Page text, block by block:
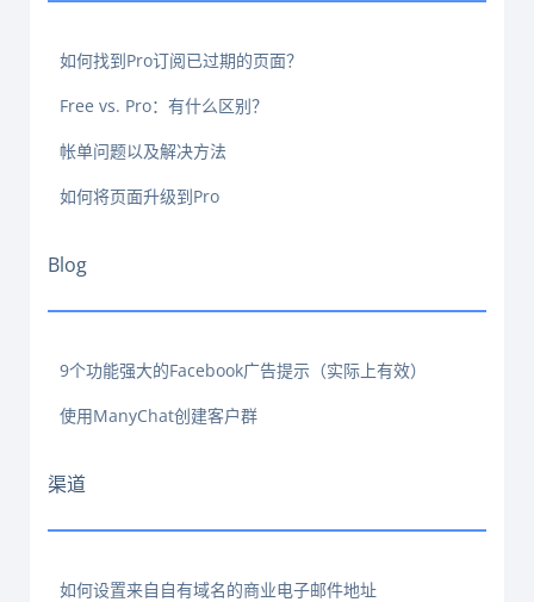
如何找到Pro订阅已过期的页面？
Free vs. Pro：有什么区别？
帐单问题以及解决方法
如何将页面升级到Pro
Blog
9个功能强大的Facebook广告提示（实际上有效）
使用ManyChat创建客户群
渠道
如何设置来自自有域名的商业电子邮件地址